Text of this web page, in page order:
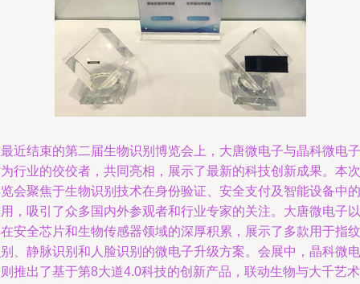
近结束的第二届生物识别博览会上，大唐微电子与晶科微电子
行业的佼佼者，共同亮相，展示了最新的科技创新成果。本次
会聚焦于生物识别技术在身份验证、安全支付及智能设备中的
，吸引了众多国内外参观者和行业专家的关注。大唐微电子以
安全芯片和生物传感器领域的深厚积累，展示了多款用于指纹
、静脉识别和人脸识别的微电子升级方案。会展中，晶科微电
推出了基于第8大道4.0科技的创新产品，联动生物与大千艺术